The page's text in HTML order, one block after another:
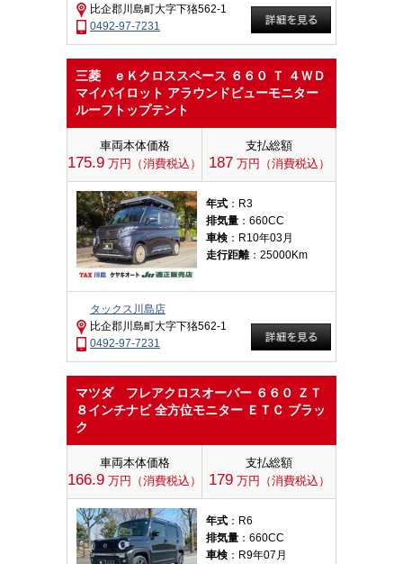
比企郡川島町大字下狢562-1
0492-97-7231
三菱 ｅＫクロススペース ６６０ Ｔ ４ＷＤ
マイパイロット アラウンドビューモニター
ルーフトップテント
車両本体価格
175.9 万円（消費税込）
支払総額
187 万円（消費税込）
年式 ：R3
排気量 ：660CC
車検 ：R10年03月
走行距離：25000Km
タックス川島店
比企郡川島町大字下狢562-1
0492-97-7231
マツダ フレアクロスオーバー ６６０ ＺＴ
８インチナビ 全方位モニター ＥＴＣ ブラッ
ク
車両本体価格
166.9 万円（消費税込）
支払総額
179万円（消費税込）
年式 ：R6
排気量 ：660CC
車検 ：R9年07月